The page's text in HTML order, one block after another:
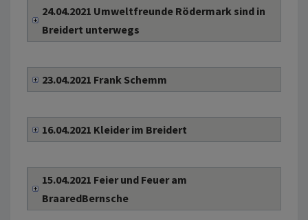
24.04.2021 Umweltfreunde Rödermark sind in
Breidert unterwegs
23.04.2021 Frank Schemm
16.04.2021 Kleider im Breidert
15.04.2021 Feier und Feuer am
BraaredBernsche